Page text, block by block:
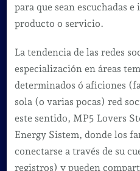
para que sean escuchadas
producto o servicio.
La tendencia de las redes
especialización en áreas
determinados ó aficiones
sola (o varias pocas) red
este sentido, MP5 Lovers
Energy Sistem, donde los
conectarse a través de su
registros) y pueden